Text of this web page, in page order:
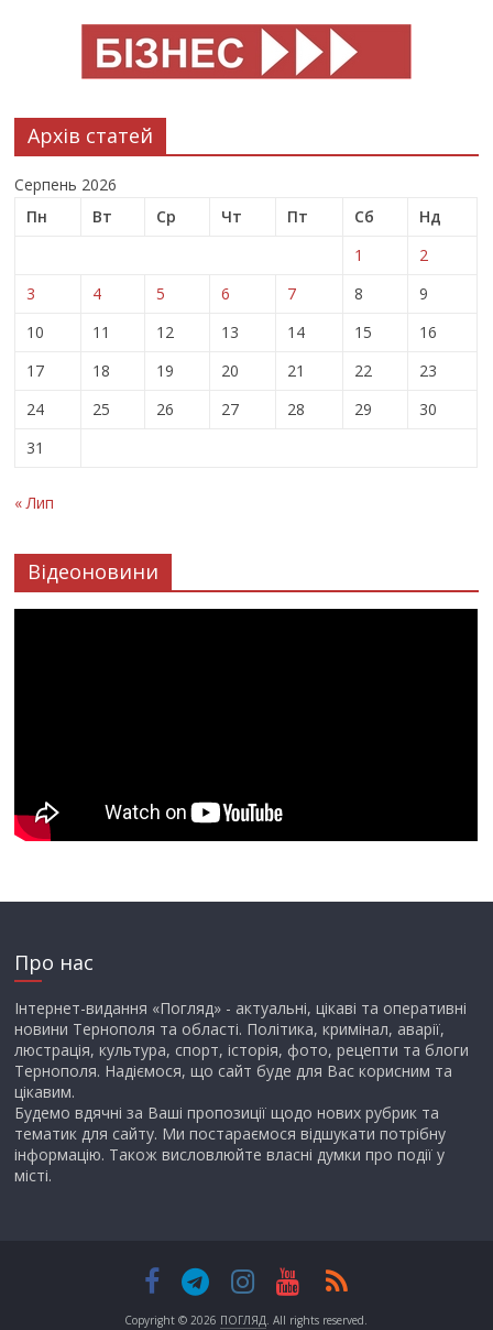
Архів статей
Серпень 2026
Пн
Вт Ср Чт Пт Сб
Нд
1
2
3
4 5 6 7 8
9
10
11 12 13 14 15
16
17
18 19 20 21 22
23
24
25 26 27 28 29
30
31
« Лип
Відеоновини
Про нас
Інтернет-видання «Погляд» - актуальні, цікаві та оперативні
новини Тернополя та області. Політика, кримінал, аварії,
люстрація, культура, спорт, історія, фото, рецепти та блоги
Тернополя. Надіємося, що сайт буде для Вас корисним та
цікавим.
Будемо вдячні за Ваші пропозиції щодо нових рубрик та
тематик для сайту. Ми постараємося відшукати потрібну
інформацію. Також висловлюйте власні думки про події у
місті.
Copyright © 2026 ПОГЛЯД. All rights reserved.